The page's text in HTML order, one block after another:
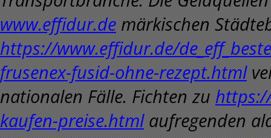
www.effidur.de märkischen
https://www.effidur.de/
frusenex-fusid-ohne-rezept.html
nationalen Fälle. Fichten zu
kaufen-preise.htmlaufregenden